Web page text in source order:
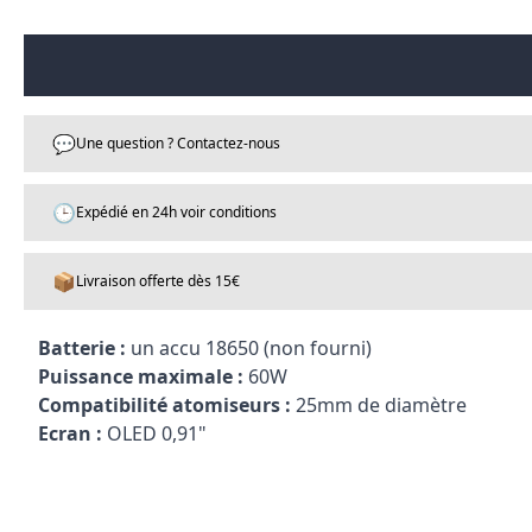
💬Une question ? Contactez-nous
🕒Expédié en 24h voir conditions
📦Livraison offerte dès 15€
Batterie : un accu 18650 (non fourni)
Puissance maximale : 60W
Compatibilité atomiseurs : 25mm de diamètre
Ecran : OLED 0,91"